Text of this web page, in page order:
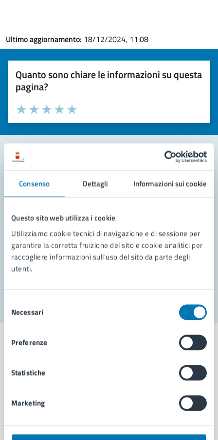
Consenso Dettagli Informazioni sui cookie
Questo sito web utilizza i cookie
Utilizziamo cookie tecnici di navigazione e di sessione per
garantire la corretta fruizione del sito e cookie analitici per
raccogliere informazioni sull'uso del sito da parte degli
utenti.
delNecessari
Preferenze
Statistiche
Marketing
Ultimo aggiornamento: 18/12/2024, 11:08
Quanto sono chiare le informazioni su questa
pagina?
Valuta la chiarezza delle informazioni (da 1 a 5 stelle)
Seleziona il numero di stelle per valutare la chiarezza delle
Valuta 5 stelle su 5
Valuta 4 stelle su 5
Valuta 3 stelle su 5
Valuta 2 stelle su 5
Valuta 1 stelle su 5
Leggi le domande frequenti
Richiedi assistenza
Prenota appuntamento
Problemi in città
Comune di Napoli
AMMINISTRAZIONE
Organi di governo